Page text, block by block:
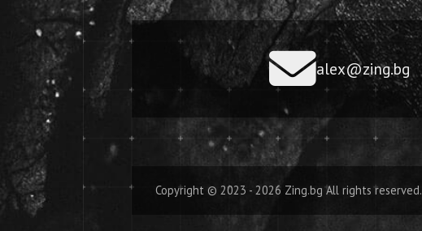
alex@zing.bg
Copyright © 2023 - 2026 Zing.bg All rights reserved.